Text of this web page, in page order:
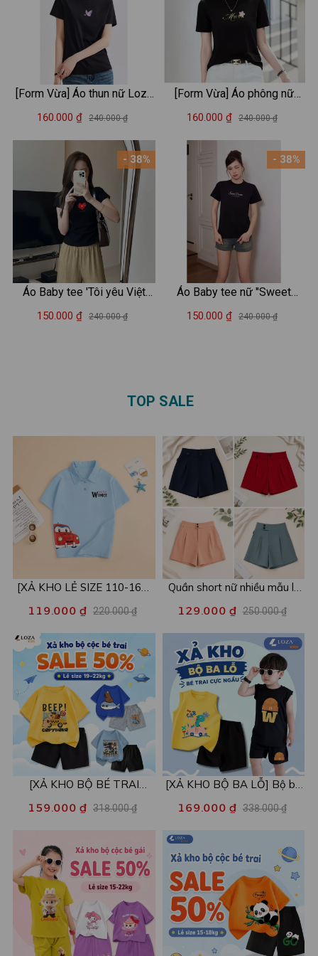
[Form Vừa] Áo thun nữ Loza
2 màu đen/trắng chất liệu
phông nữ Mã VT8131
160.000 ₫ 240.000 ₫
- 38%
Áo Baby tee 'Tôi yêu Việt
Nam' in hình 'Cờ đỏ sao
150.000 ₫ 240.000 ₫
[Form Vừa] Áo phông nữ
Loza chất liệu thun cotton
160.000 ₫ 240.000 ₫
- 38%
Áo Baby tee nữ "Sweet
dream" 2 màu trắng/đen
150.000 ₫ 240.000 ₫
[XẢ KHO LẺ SIZE 110-160]
mẫu - Áo trẻ em từ 15-42kg
- Loza Kids XPL001
119.000 ₫ 220.000 ₫
Quần short nữ nhiều mẫu lẻ
còn 99k/c - Loza XA016
129.000 ₫ 250.000 ₫
[XẢ KHO BỘ BÉ TRAI
nhiều mẫu - Quần áo bé trai
XB003
159.000 ₫ 318.000 ₫
[XẢ KHO BỘ BA LỖ] Bộ ba
size từ 15-40kg - Quần áo
bé trai - Loza Kids XABL01
169.000 ₫ 338.000 ₫
TOP SALE